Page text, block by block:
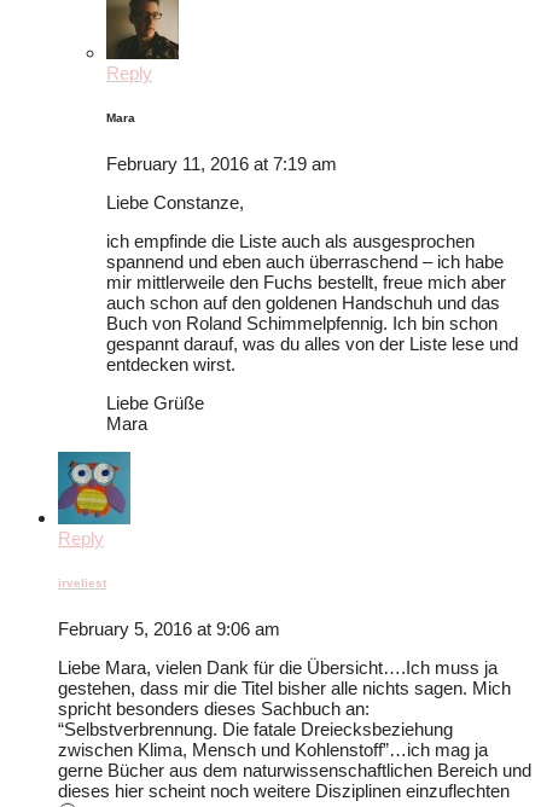
Reply
Mara
February 11, 2016 at 7:19 am
Liebe Constanze,
ich empfinde die Liste auch als ausgesprochen
spannend und eben auch überraschend – ich habe
mir mittlerweile den Fuchs bestellt, freue mich aber
auch schon auf den goldenen Handschuh und das
Buch von Roland Schimmelpfennig. Ich bin schon
gespannt darauf, was du alles von der Liste lese und
entdecken wirst.
Liebe Grüße
Mara
Reply
irveliest
February 5, 2016 at 9:06 am
Liebe Mara, vielen Dank für die Übersicht….Ich muss ja
gestehen, dass mir die Titel bisher alle nichts sagen. Mich
spricht besonders dieses Sachbuch an:
“Selbstverbrennung. Die fatale Dreiecksbeziehung
zwischen Klima, Mensch und Kohlenstoff”…ich mag ja
gerne Bücher aus dem naturwissenschaftlichen Bereich und
dieses hier scheint noch weitere Disziplinen einzuflechten